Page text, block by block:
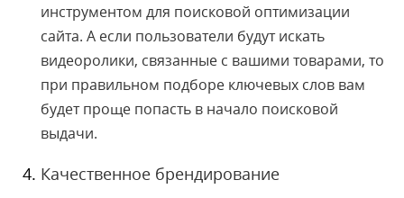
инструментом для поисковой оптимизации
сайта. А если пользователи будут искать
видеоролики, связанные с вашими товарами, то
при правильном подборе ключевых слов вам
будет проще попасть в начало поисковой
выдачи.
Качественное брендирование